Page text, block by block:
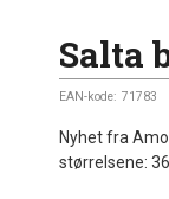
Salta
EAN-kode: 71783
Nyhet fra
størrelsene: